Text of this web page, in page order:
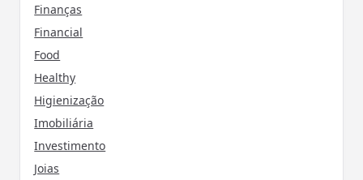
Finanças
Financial
Food
Healthy
Higienização
Imobiliária
Investimento
Joias